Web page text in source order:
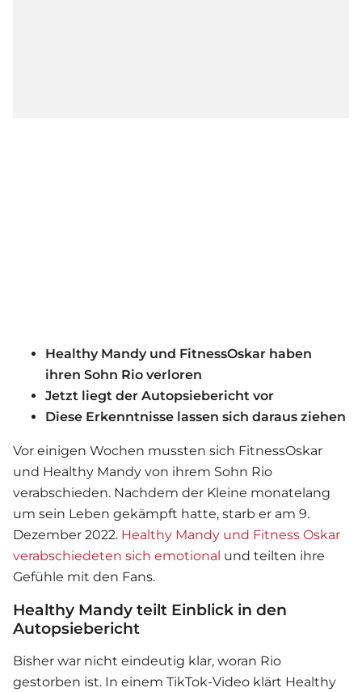
Healthy Mandy und FitnessOskar haben
ihren Sohn Rio verloren
Jetzt liegt der Autopsiebericht vor
Diese Erkenntnisse lassen sich daraus ziehen
Vor einigen Wochen mussten sich FitnessOskar
und Healthy Mandy von ihrem Sohn Rio
verabschieden. Nachdem der Kleine monatelang
um sein Leben gekämpft hatte, starb er am 9.
Dezember 2022. Healthy Mandy und Fitness Oskar
verabschiedeten sich emotional und teilten ihre
Gefühle mit den Fans.
Healthy Mandy teilt Einblick in den
Autopsiebericht
Bisher war nicht eindeutig klar, woran Rio
gestorben ist. In einem TikTok-Video klärt Healthy